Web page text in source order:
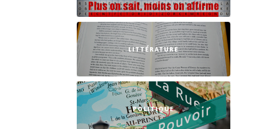
LITTÉRATURE
POLITIQUE